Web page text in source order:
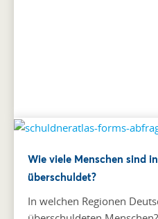
Wie viele Menschen sind
überschuldet?
In welchen Regionen